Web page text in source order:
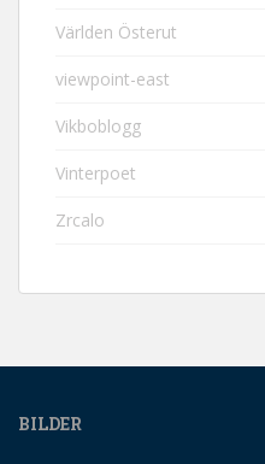
Världen Österut
viewpoint-east
Vikboblogg
Vinterpoet
Zrcalo
BILDER